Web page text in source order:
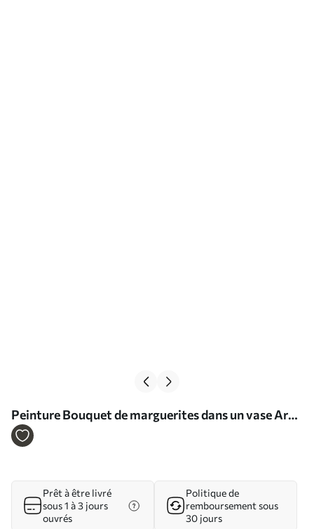
Peinture Bouquet de marguerites dans un vase Art.
s38647
Prêt à être livré
sous 1 à 3 jours
ouvrés
Politique de
remboursement sous
30 jours